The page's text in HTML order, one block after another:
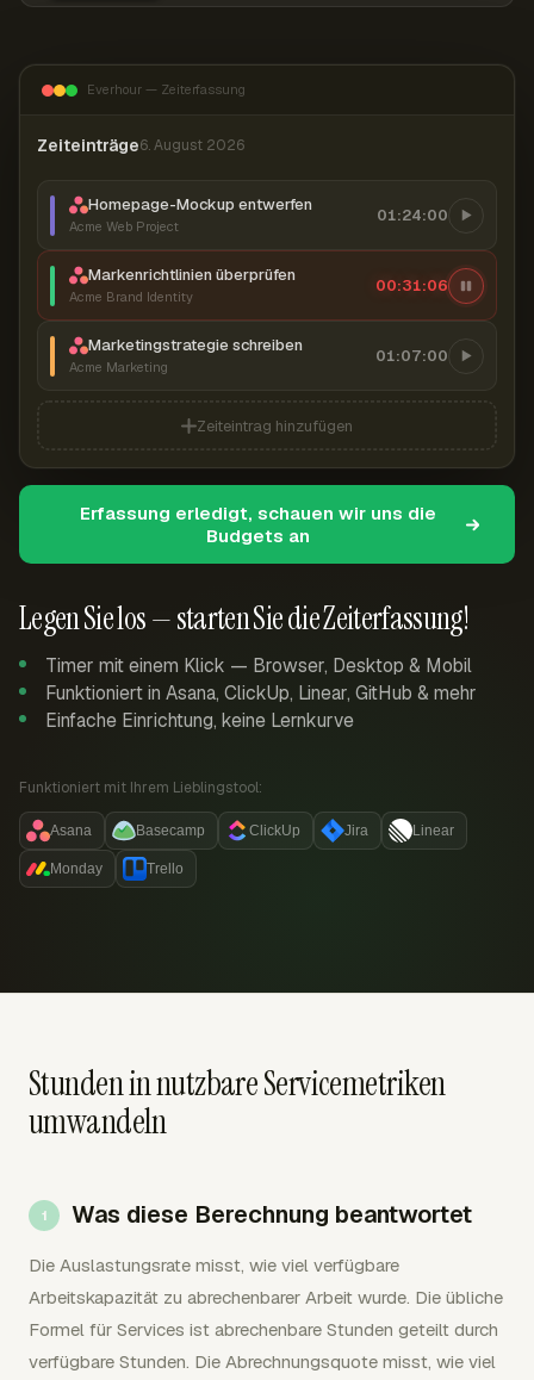
Legen Sie los — starten Sie die Zeiterfassung!
Timer mit einem Klick — Browser, Desktop & Mobil
Funktioniert in Asana, ClickUp, Linear, GitHub & mehr
Einfache Einrichtung, keine Lernkurve
Funktioniert mit Ihrem Lieblingstool:
Asana Basecamp ClickUp Jira Linear
Monday Trello
Everhour — Zeiterfassung
Zeiteinträge6. August 2026
Homepage-Mockup entwerfen
Acme Web Project
01:24:00
Markenrichtlinien überprüfen
Acme Brand Identity
00:31:06
Marketingstrategie schreiben
Acme Marketing
01:07:00
Zeiteintrag hinzufügen
Erfassung erledigt, schauen wir uns die
Budgets an
Stunden in nutzbare Servicemetriken
umwandeln
Was diese Berechnung beantwortet
Die Auslastungsrate misst, wie viel verfügbare
Arbeitskapazität zu abrechenbarer Arbeit wurde. Die übliche
Formel für Services ist abrechenbare Stunden geteilt durch
verfügbare Stunden. Die Abrechnungsquote misst, wie viel